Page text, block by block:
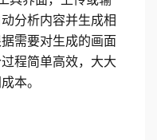
分析内容并生成相
需要对生成的画面
程简单高效，大大
本。